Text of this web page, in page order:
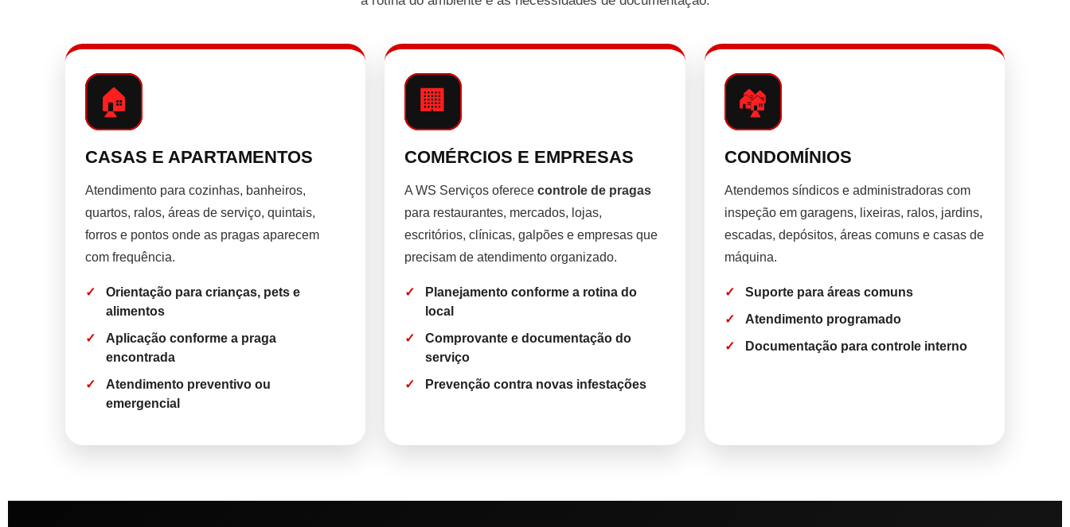
🏠
CASAS E APARTAMENTOS
Atendimento para cozinhas, banheiros,
quartos, ralos, áreas de serviço, quintais,
forros e pontos onde as pragas aparecem
com frequência.
Orientação para crianças, pets e
alimentos
Aplicação conforme a praga
encontrada
Atendimento preventivo ou
emergencial
🏢
COMÉRCIOS E EMPRESAS
A WS Serviços oferececontrole de pragas
para restaurantes, mercados, lojas,
escritórios, clínicas, galpões e empresas que
precisam de atendimento organizado.
Planejamento conforme a rotina do
local
Comprovante e documentação do
serviço
Prevenção contra novas infestações
🏘️
CONDOMÍNIOS
Atendemos síndicos e administradoras com
inspeção em garagens, lixeiras, ralos, jardins,
escadas, depósitos, áreas comuns e casas de
máquina.
Suporte para áreas comuns
Atendimento programado
Documentação para controle interno